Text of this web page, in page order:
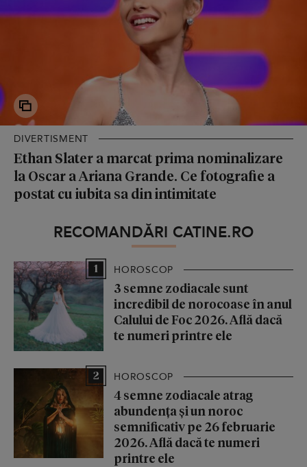
DIVERTISMENT
Ethan Slater a marcat prima nominalizare
la Oscar a Ariana Grande. Ce fotografie a
postat cu iubita sa din intimitate
RECOMANDĂRI CATINE.RO
1 HOROSCOP
3 semne zodiacale sunt
incredibil de norocoase în anul
Calului de Foc 2026. Află dacă
te numeri printre ele
2 HOROSCOP
4 semne zodiacale atrag
abundența și un noroc
semnificativ pe 26 februarie
2026. Află dacă te numeri
printre ele